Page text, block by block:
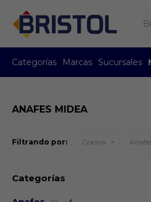
Categorías Marcas Sucursales
ANAFES MIDEA
Filtrando por: Cocina
Categorías